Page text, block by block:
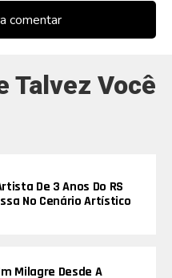
comentar
Talvez Você
De 3 Anos Do RS
No Cenário Artístico
Milagre Desde A